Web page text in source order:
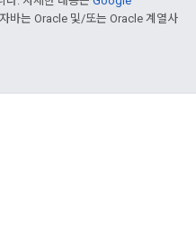
바는 Oracle 및/또는 Oracle 계열사